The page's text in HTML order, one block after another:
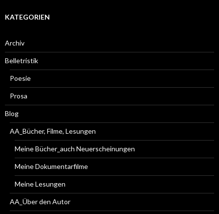
KATEGORIEN
Archiv
Belletristik
Poesie
Prosa
Blog
AA_Bücher, Filme, Lesungen
Meine Bücher_auch Neuerscheinungen
Meine Dokumentarfilme
Meine Lesungen
AA_Über den Autor